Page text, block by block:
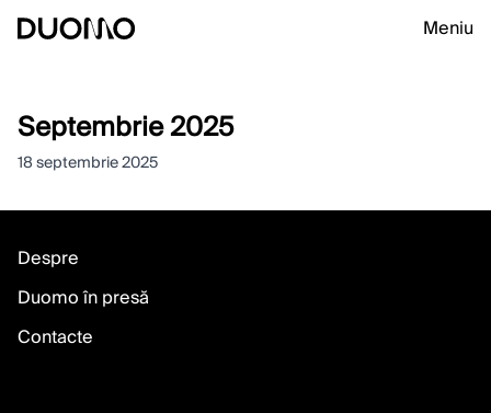
Meniu
Septembrie 2025
18 septembrie 2025
Despre
Duomo în presă
Contacte